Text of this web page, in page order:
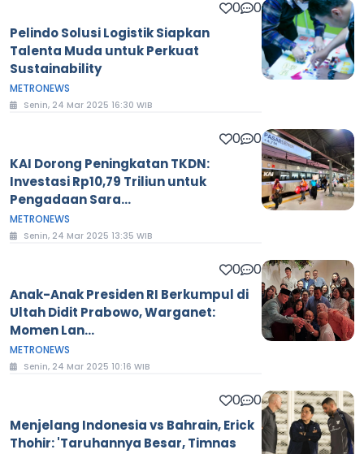
0 0
Pelindo Solusi Logistik Siapkan
Talenta Muda untuk Perkuat
Sustainability
METRONEWS
Senin, 24 Mar 2025 16:30 WIB
0 0
KAI Dorong Peningkatan TKDN:
Investasi Rp10,79 Triliun untuk
Pengadaan Sara...
METRONEWS
Senin, 24 Mar 2025 13:35 WIB
0 0
Anak-Anak Presiden RI Berkumpul di
Ultah Didit Prabowo, Warganet:
Momen Lan...
METRONEWS
Senin, 24 Mar 2025 10:16 WIB
0 0
Menjelang Indonesia vs Bahrain, Erick
Thohir: 'Taruhannya Besar, Timnas